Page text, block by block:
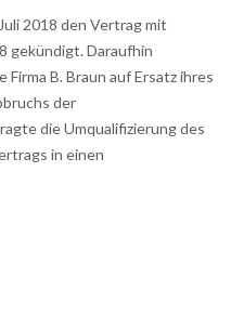
2018 den Vertrag mit
gekündigt. Daraufhin
B. Braun auf Ersatz ihres
der
die Umqualifizierung des
in einen